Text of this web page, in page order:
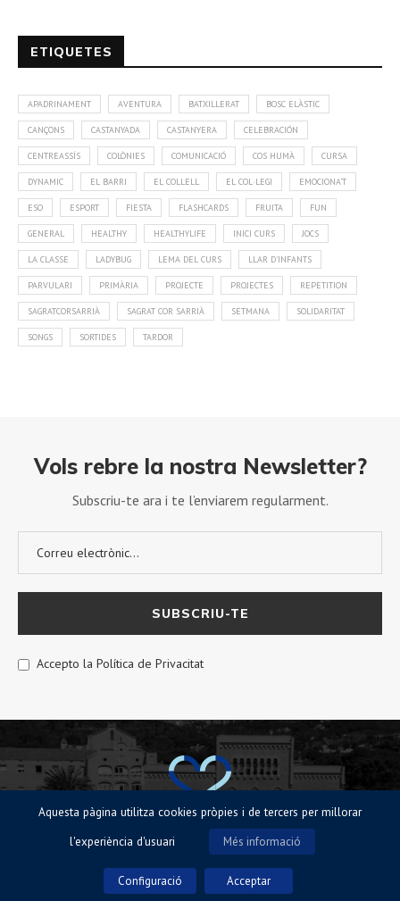
ETIQUETES
APADRINAMENT AVENTURA BATXILLERAT BOSC ELÀSTIC
CANÇONS CASTANYADA CASTANYERA CELEBRACIÓN
CENTREASSÍS COLÒNIES COMUNICACIÓ COS HUMÀ CURSA
DYNAMIC EL BARRI EL COLLELL EL COL·LEGI EMOCIONA'T
ESO ESPORT FIESTA FLASHCARDS FRUITA FUN
GENERAL HEALTHY HEALTHYLIFE INICI CURS JOCS
LA CLASSE LADYBUG LEMA DEL CURS LLAR D'INFANTS
PARVULARI PRIMÀRIA PROJECTE PROJECTES REPETITION
SAGRATCORSARRIÀ SAGRAT COR SARRIÀ SETMANA SOLIDARITAT
SONGS SORTIDES TARDOR
Vols rebre la nostra Newsletter?
Subscriu-te ara i te l’enviarem regularment.
Accepto la Política de Privacitat
Avisos legals|Política de Cookies
de privacitat
Aquesta pàgina utilitza cookies pròpies i de tercers per millorar
l'experiència d'usuari
Més informació
Configuració Acceptar